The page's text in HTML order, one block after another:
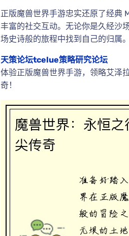
正版魔兽世界手游忠实还原了经典
丰富的社交互动。无论你是久经沙
场史诗般的旅程中找到自己的归属。
天策论坛tcelue策略研究论坛
体验正版魔兽世界手游，领略艾泽
奇！